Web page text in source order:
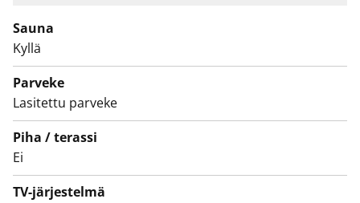
Kylpyhuoneissa on liitäntävalmius sekä tilaa
pyykinpesukoneelle ja kuivausrummulle. Kylpyhuoneen
lattiat on varustettu sähköverkkoon kytketyllä
mukavuuslämmityksellä.
Ilmanvaihdosta huolehtii keskitetty koneellinen tulo- ja
poistoilmanvaihtojärjestelmä, jossa on
lämmöntalteenotto.
Sauna
Kyllä
Parveke
Lasitettu parveke
Piha / terassi
Ei
TV-järjestelmä